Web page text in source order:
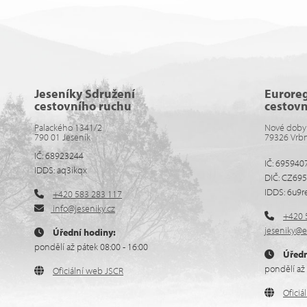
Jeseníky Sdružení
cestovního ruchu
Palackého 1341/2
790 01 Jeseník
IČ: 68923244
IDDS: aq3ikqx
+420 583 283 117
info@jeseniky.cz
Úřední hodiny:
pondělí až pátek 08:00 - 16:00
Oficiální web JSCR
Nové
79326
IČ:
DIČ:
IDDS:
+420
pondělí až